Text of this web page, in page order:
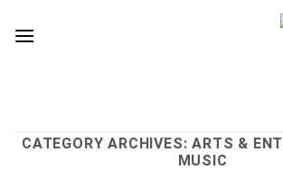
CATEGORY ARCHIVES:ARTS &
MUSIC